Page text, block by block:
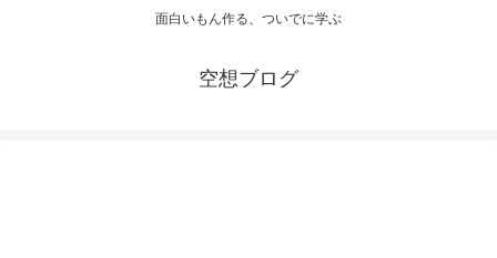
面白いもん作る、ついでに学ぶ
空想ブログ